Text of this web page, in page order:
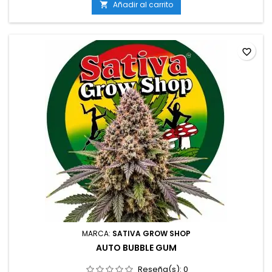
 Añadir al carrito
MARCA: SATIVA GROW SHOP
AUTO BUBBLE GUM
Reseña(s): 0
favorite_border